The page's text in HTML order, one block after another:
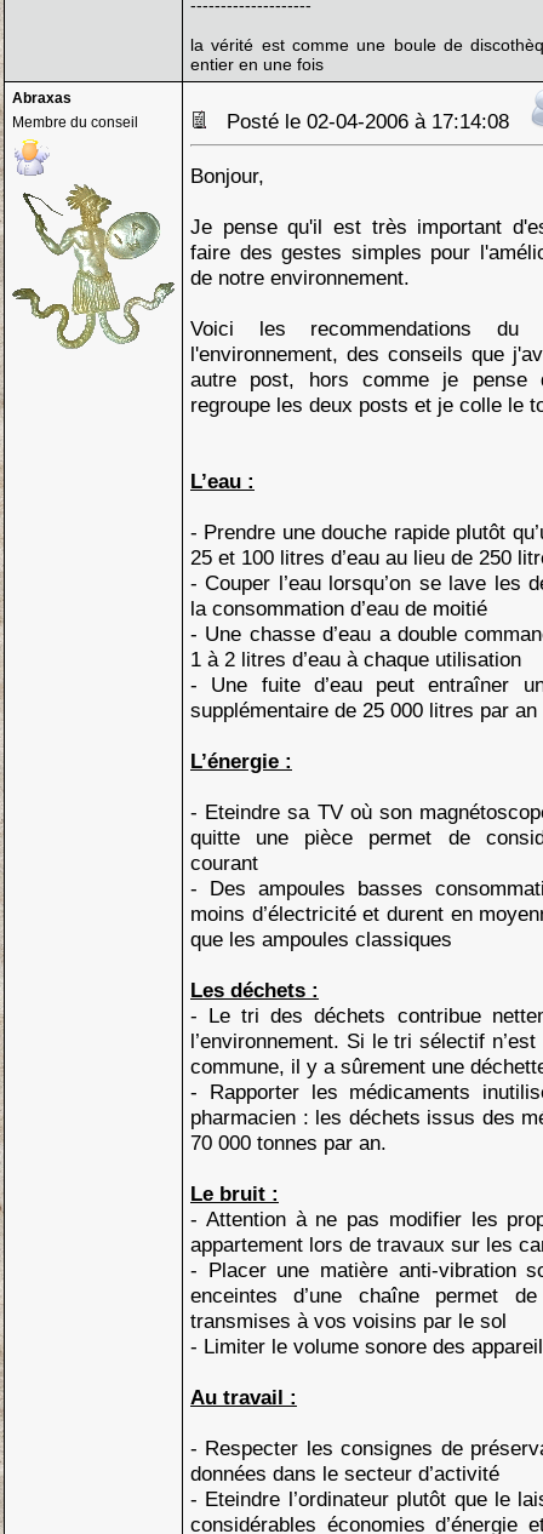
--------------------
la vérité est comme une boule de
entier en une fois
Abraxas
Membre du conseil
Posté le 02-04-2006 à 17:14:08
Bonjour,
Je pense qu'il est très important
faire des gestes simples pour
de notre environnement.
Voici les recommendations du
l'environnement, des conseils que
autre post, hors comme je pense
regroupe les deux posts et je colle le
L’eau :
- Prendre une douche rapide plutôt
25 et 100 litres d’eau au lieu de 250
- Couper l’eau lorsqu’on se lave les
la consommation d’eau de moitié
- Une chasse d’eau a double
1 à 2 litres d’eau à chaque utilisation
- Une fuite d’eau peut entraîner
supplémentaire de 25 000 litres par an
L’énergie :
- Eteindre sa TV où son
quitte une pièce permet de
courant
- Des ampoules basses
moins d’électricité et durent en
que les ampoules classiques
Les déchets :
- Le tri des déchets contribue
l’environnement. Si le tri sélectif
commune, il y a sûrement une
- Rapporter les médicaments
pharmacien : les déchets issus des
70 000 tonnes par an.
Le bruit :
- Attention à ne pas modifier les
appartement lors de travaux sur les
- Placer une matière anti-vibration
enceintes d’une chaîne permet
transmises à vos voisins par le sol
- Limiter le volume sonore des
Au travail :
- Respecter les consignes de
données dans le secteur d’activité
- Eteindre l’ordinateur plutôt que le
considérables économies d’énergie